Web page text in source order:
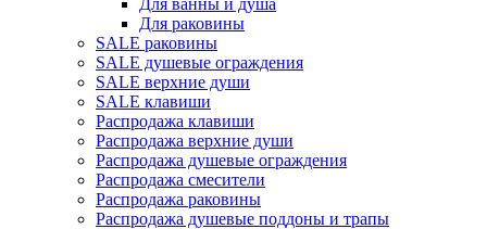
Для ванны и душа
Для раковины
SALE раковины
SALE душевые ограждения
SALE верхние души
SALE клавиши
Распродажа клавиши
Распродажа верхние души
Распродажа душевые ограждения
Распродажа смесители
Распродажа раковины
Распродажа душевые поддоны и трапы